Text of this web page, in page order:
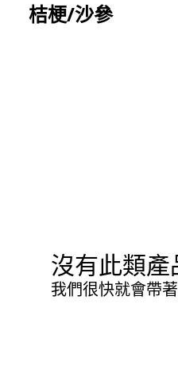
桔梗/沙參
沒有此類產
我們很快就會帶